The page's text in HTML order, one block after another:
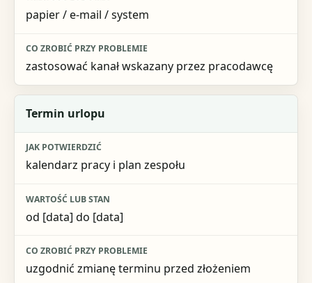
papier / e-mail / system
zastosować kanał wskazany przez pracodawcę
Termin urlopu
kalendarz pracy i plan zespołu
od [data] do [data]
uzgodnić zmianę terminu przed złożeniem